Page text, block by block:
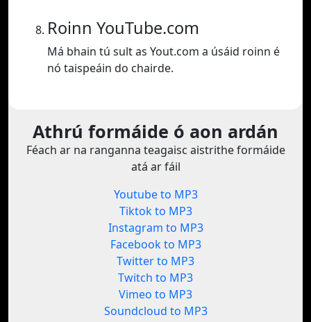
Roinn YouTube.com
Má bhain tú sult as Yout.com a úsáid roinn é
nó taispeáin do chairde.
Athrú formáide ó aon ardán
Féach ar na ranganna teagaisc aistrithe formáide
atá ar fáil
Youtube to MP3
Tiktok to MP3
Instagram to MP3
Facebook to MP3
Twitter to MP3
Twitch to MP3
Vimeo to MP3
Soundcloud to MP3